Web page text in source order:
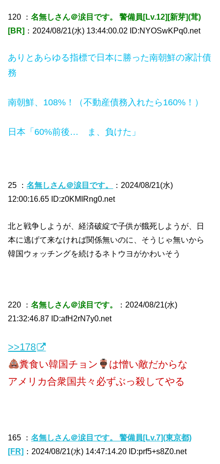
120 ：名無しさん＠涙目です。 警備員[Lv.12][新芽](茸)
[BR] ：2024/08/21(水) 13:44:00.02 ID:NYOSwKPq0.net
ありとあらゆる指標で日本に勝った南朝鮮の家計債
務
南朝鮮、108%！（不動産債務入れたら160%！）
日本「60%前後… ま、負けた」
25 ：名無しさん＠涙目です。
：2024/08/21(水)
12:00:16.65 ID:z0KMIRng0.net
北と戦争しようが、経済破綻で子供が餓死しようが、日
本に逃げて来なければ関係無いのに、そうじゃ無いから
韓国ウォッチングを続けるネトウヨがかわいそう
220 ：名無しさん＠涙目です。
：2024/08/21(水)
21:32:46.87 ID:afH2rN7y0.net
>>178
糞食い韓国チョン
は憎い敵だからな
アメリカ合衆国共々必ずぶっ殺してやる
165 ：名無しさん＠涙目です。 警備員[Lv.7](東京都)
[FR] ：2024/08/21(水) 14:47:14.20 ID:prf5+s8Z0.net